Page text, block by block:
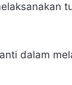
dalam